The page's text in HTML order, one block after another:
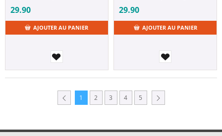
29.90
AJOUTER AU PANIER
29.90
AJOUTER AU PANIER
1 2 3 4 5